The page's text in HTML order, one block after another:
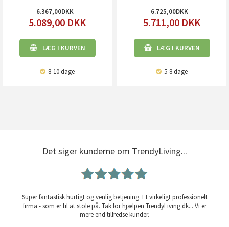
6.367,00
5.089,00 DKK
LÆG I KURVEN
8-10 dage
6.725,00
5.711,00 DKK
LÆG I KURVEN
5-8 dage
Det siger kunderne om TrendyLiving...
Super fantastisk hurtigt og venlig betjening. Et virkeligt professionelt
firma - som er til at stole på. Tak for hjælpen TrendyLiving.dk... Vi er
mere end tilfredse kunder.